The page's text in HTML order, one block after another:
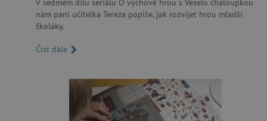
V sedmém dílu seriálu O výchově hrou s Veselu chaloupkou
nám paní učitelka Tereza popíše, jak rozvíjet hrou mladší
školáky.
Číst dále